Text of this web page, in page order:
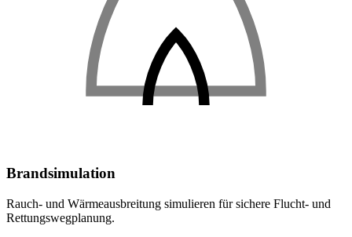
Brandsimulation
Rauch- und Wärmeausbreitung simulieren für sichere Flucht- und
Rettungswegplanung.